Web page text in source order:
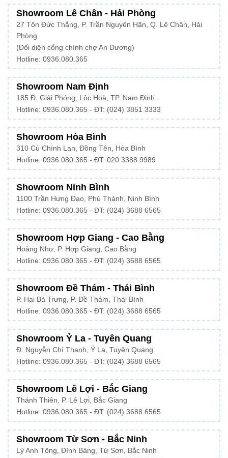
Showroom Lê Chân - Hải Phòng
27 Tôn Đức Thắng, P. Trần Nguyên Hãn, Q. Lê Chân, Hải
Phòng
(Đối diện cổng chính chợ An Dương)
Hotline: 0936.080.365
Showroom Nam Định
185 Đ. Giải Phóng, Lộc Hoà, TP. Nam Định.
Hotline: 0936.080.365 - ĐT: (024) 3851 3333
Showroom Hòa Bình
310 Cù Chính Lan, Đồng Tên, Hòa Bình
Hotline: 0936.080.365 - ĐT: 020 3388 9989
Showroom Ninh Bình
1100 Trần Hưng Đạo, Phú Thành, Ninh Bình
Hotline: 0936.080.365 - ĐT: (024) 3688 6565
Showroom Hợp Giang - Cao Bằng
Hoàng Như, P. Hợp Giang, Cao Bằng
Hotline: 0936.080.365 - ĐT: (024) 3688 6565
Showroom Đề Thám - Thái Bình
P. Hai Bà Trưng, P. Đề Thám, Thái Bình
Hotline: 0936.080.365 - ĐT: (024) 3688 6565
Showroom Ỷ La - Tuyên Quang
Đ. Nguyễn Chí Thanh, Ỷ La, Tuyên Quang
Hotline: 0936.080.365 - ĐT: (024) 3688 6565
Showroom Lê Lợi - Bắc Giang
Thánh Thiên, P. Lê Lợi, Bắc Giang
Hotline: 0936.080.365 - ĐT: (024) 3688 6565
Showroom Từ Sơn - Bắc Ninh
Lý Anh Tông, Đình Bảng, Từ Sơn, Bắc Ninh